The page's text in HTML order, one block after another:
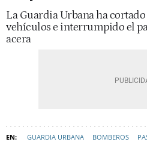
La Guardia Urbana ha
vehículos e interrumpido el
acera
GUARDIA URBANA BOMBEROS